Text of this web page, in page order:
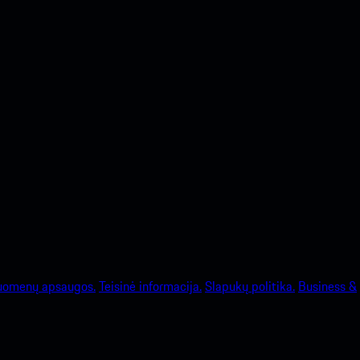
apsaugos.Teisinė informacija.Slapukų politika. Business &